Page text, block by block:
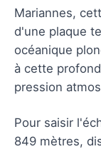
Mariannes,
d'une plaque
océanique
à cette
pression
Pour saisir
849 mètres,